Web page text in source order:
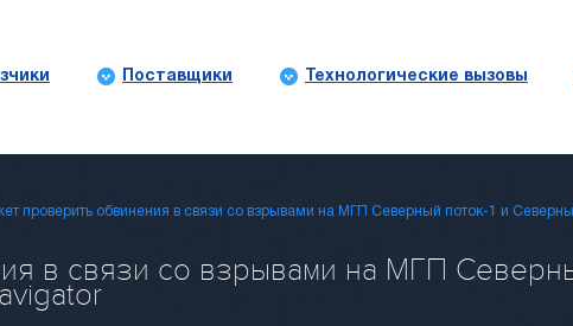
Поставщики Технологические вызовы
проверить обвинения в связи со взрывами на МГП Северный поток-1 и
в связи со взрывами на МГП